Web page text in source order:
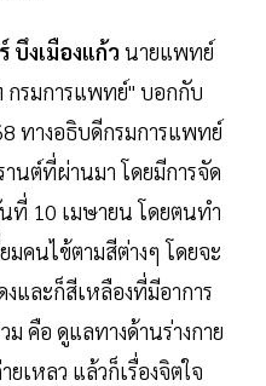
งเมืองแก้ว นายแพทย์
กรมการแพทย์" บอกกับ
ทางอธิบดีกรมการแพทย์
นต์ที่ผ่านมา โดยมีการจัด
ที่ 10 เมษายน โดยตนทำ
คนไข้ตามสีต่างๆ โดยจะ
และก็สีเหลืองที่มีอาการ
คือ ดูแลทางด้านร่างกาย
เหลว แล้วก็เรื่องจิตใจ